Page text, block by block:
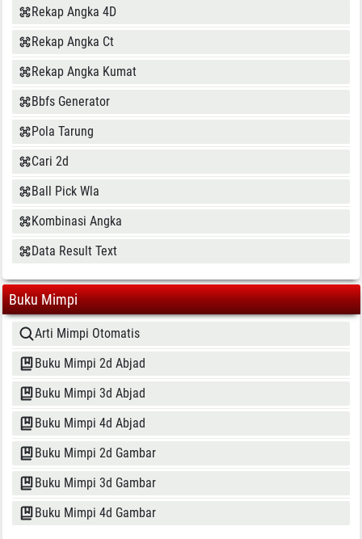
Rekap Angka 4D
Rekap Angka Ct
Rekap Angka Kumat
Bbfs Generator
Pola Tarung
Cari 2d
Ball Pick Wla
Kombinasi Angka
Data Result Text
Buku Mimpi
Arti Mimpi Otomatis
Buku Mimpi 2d Abjad
Buku Mimpi 3d Abjad
Buku Mimpi 4d Abjad
Buku Mimpi 2d Gambar
Buku Mimpi 3d Gambar
Buku Mimpi 4d Gambar